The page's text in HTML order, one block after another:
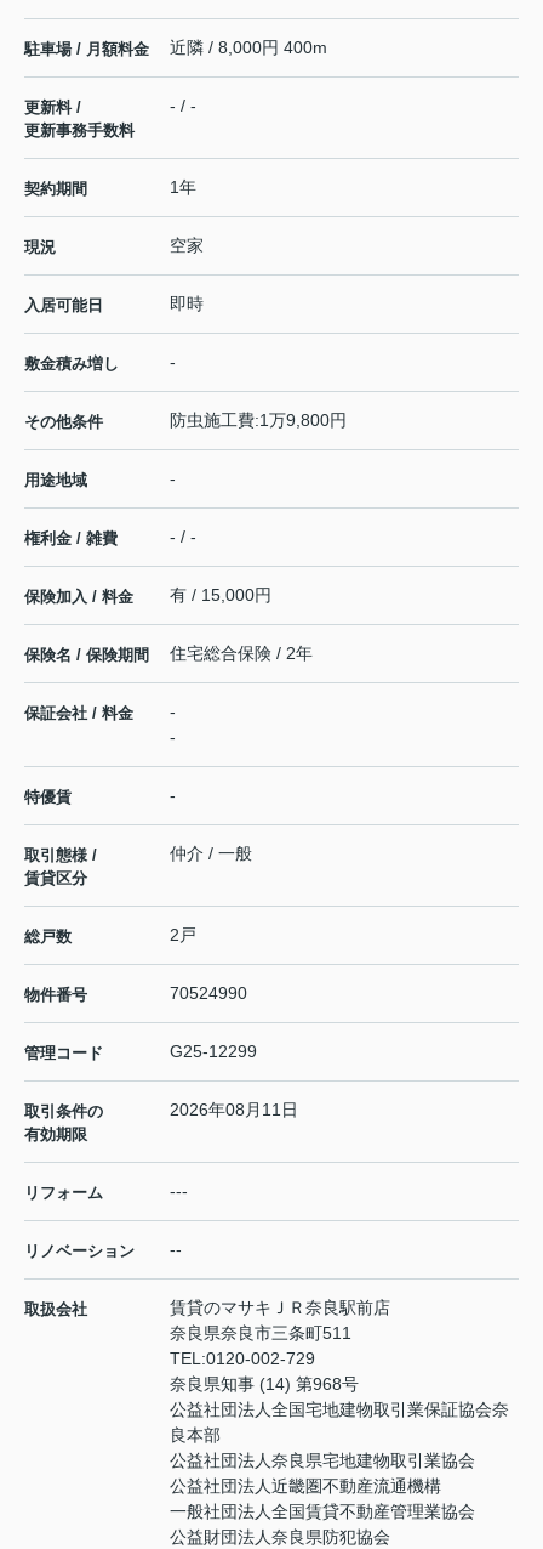
駐車場 / 月額料金 近隣 / 8,000円 400m
更新料 /
更新事務手数料
- / -
契約期間 1年
現況 空家
入居可能日 即時
敷金積み増し -
その他条件 防虫施工費:1万9,800円
用途地域 -
権利金 / 雑費 - / -
保険加入 / 料金 有 / 15,000円
保険名 / 保険期間 住宅総合保険 / 2年
保証会社 / 料金
-
-
特優賃 -
取引態様 /
賃貸区分
仲介 / 一般
総戸数 2戸
物件番号 70524990
管理コード G25-12299
取引条件の
有効期限
2026年08月11日
リフォーム ---
リノベーション --
取扱会社
賃貸のマサキＪＲ奈良駅前店
奈良県奈良市三条町511
TEL:0120-002-729
奈良県知事 (14) 第968号
公益社団法人全国宅地建物取引業保証協会奈
良本部
公益社団法人奈良県宅地建物取引業協会
公益社団法人近畿圏不動産流通機構
一般社団法人全国賃貸不動産管理業協会
公益財団法人奈良県防犯協会